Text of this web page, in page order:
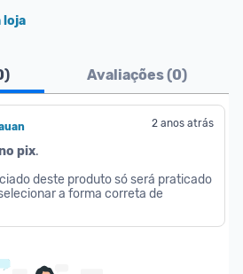
loja
) Avaliações (0)
2 anos atrás
pix.
deste produto só será praticado
a forma correta de